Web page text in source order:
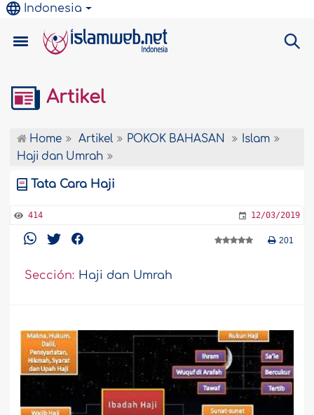
Indonesia
Artikel
Home Artikel POKOK BAHASAN
Islam
Haji dan Umrah
Tata Cara Haji
414 12/03/2019
201
Sección: Haji dan Umrah